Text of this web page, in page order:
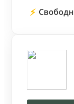
⚡